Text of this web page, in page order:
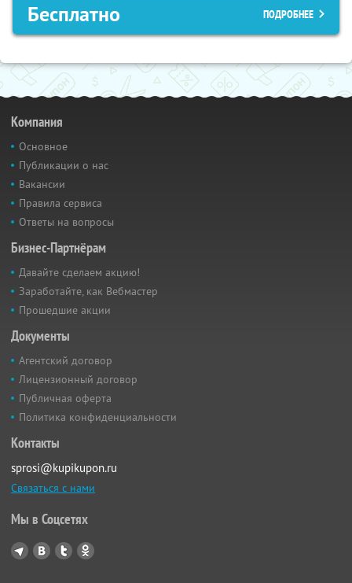
Бесплатно ПОДРОБНЕЕ
Компания
Основное
Публикации о нас
Вакансии
Правила сервиса
Ответы на вопросы
Бизнес-Партнёрам
Давайте сделаем акцию!
Заработайте, как Вебмастер
Прошедшие акции
Документы
Агентский договор
Лицензионный договор
Публичная оферта
Политика конфиденциальности
Контакты
sprosi@kupikupon.ru
Связаться с нами
Мы в Соцсетях